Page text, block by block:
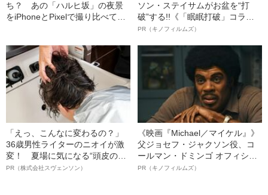
ち？ あの「ハルヒ坂」の夜景
をiPhoneとPixelで撮り比べてみ
ソン・ステイサムがお盆を“打
破”する!!《「眠眠打破」コラ
ボ》
PR（キノフィルムズ）
「えっ、こんなに変わるの？」
36歳男性ライターのニオイが激
変！ 夏場に気になる“頭皮のニ
オイ”や“ベタつき”を解消す
PR（株式会社スヴェンソン）
《映画『Michael／マイケル』》
父ジョセフ・ジャクソン役、コ
ールマン・ドミンゴ オフィシャ
ルインタビュー“観客を魅了した
PR（キノフィルムズ）